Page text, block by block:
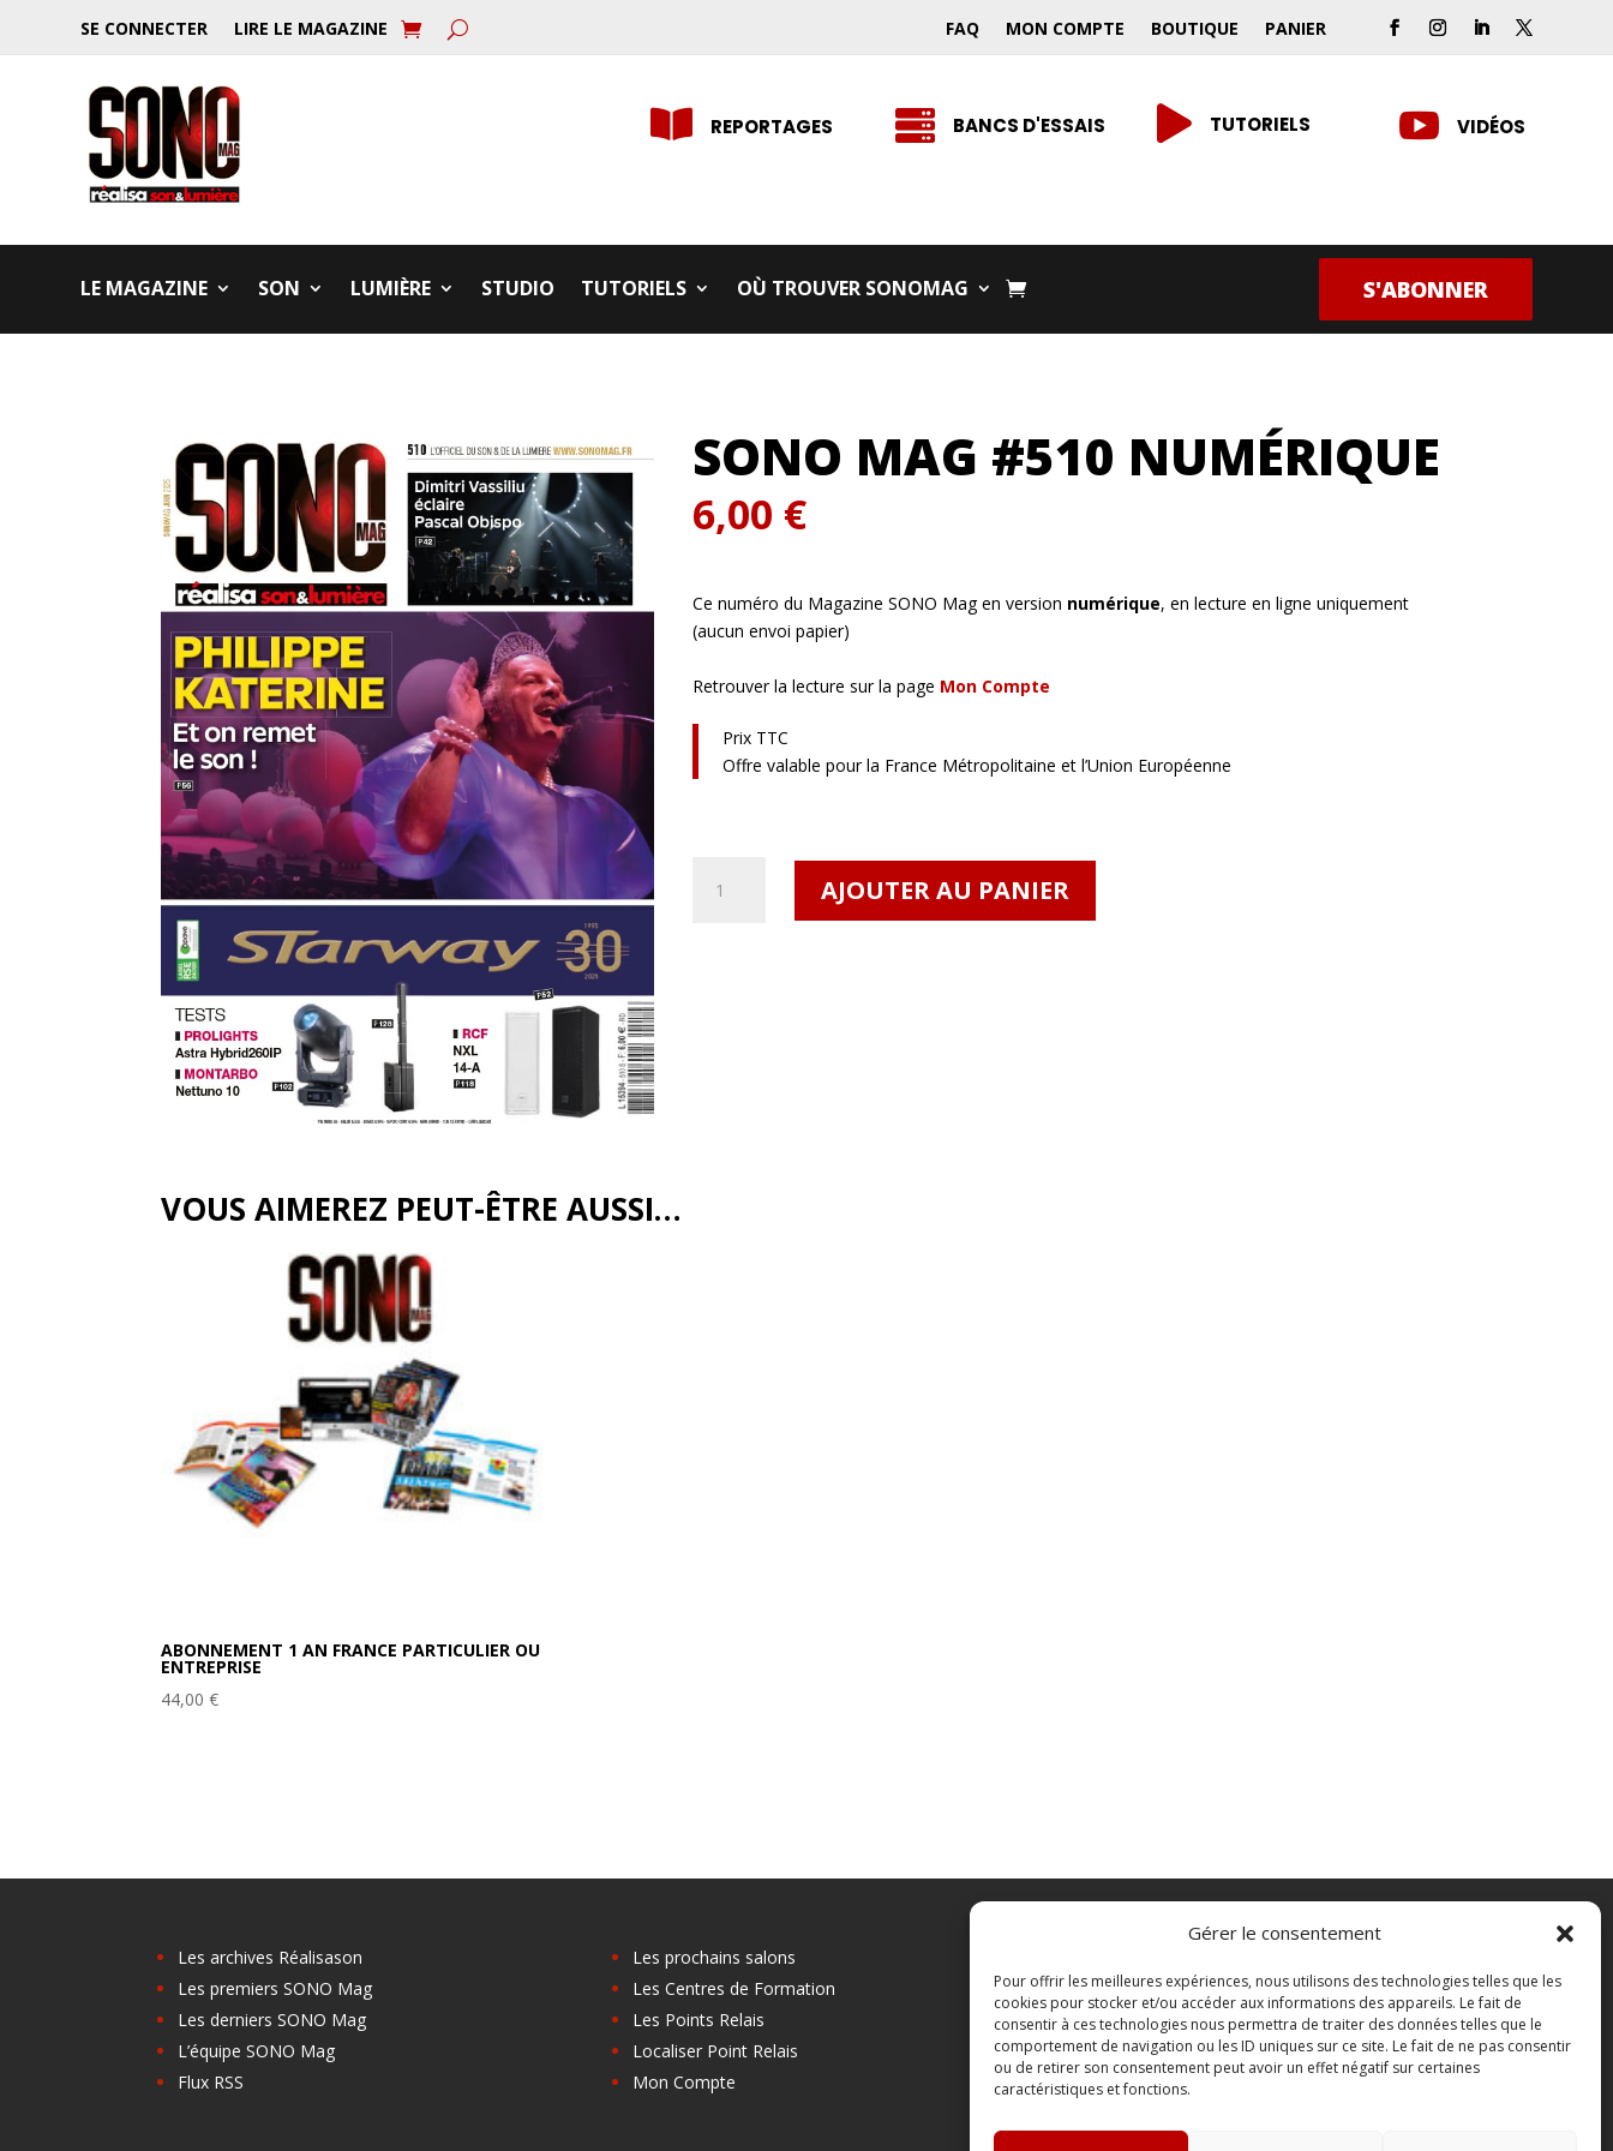
Gérer le consentement
Pour offrir les meilleures expériences, nous utilisons des technologies telles que les
cookies pour stocker et/ou accéder aux informations des appareils. Le fait de
consentir à ces technologies nous permettra de traiter des données telles que le
comportement de navigation ou les ID uniques sur ce site. Le fait de ne pas consentir
ou de retirer son consentement peut avoir un effet négatif sur certaines
caractéristiques et fonctions.
SE CONNECTER LIRE LE MAGAZINE FAQ MON COMPTE BOUTIQUE PANIER
 REPORTAGES  BANCS D'ESSAIS  TUTORIELS  VIDÉOS
LE MAGAZINE SON LUMIÈRE STUDIO TUTORIELS OÙ TROUVER SONOMAG S'ABONNER
SONO MAG #510 NUMÉRIQUE
6,00 €
Ce numéro du Magazine SONO Mag en version numérique, en lecture en ligne uniquement
(aucun envoi papier)
Retrouver la lecture sur la page Mon Compte
Prix TTC
Offre valable pour la France Métropolitaine et l’Union Européenne
AJOUTER AU PANIER
VOUS AIMEREZ PEUT-ÊTRE AUSSI…
ABONNEMENT 1 AN FRANCE PARTICULIER OU
ENTREPRISE
44,00€
Les archives Réalisason
Les premiers SONO Mag
Les derniers SONO Mag
L’équipe SONO Mag
Flux RSS
Les prochains salons
Les Centres de Formation
Les Points Relais
Localiser Point Relais
Mon Compte
Contact
Boutique
Abonnements Sono mag | intégral ou
numérique